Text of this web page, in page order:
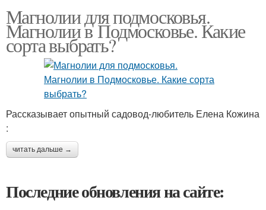
Магнолии для подмосковья.
Магнолии в Подмосковье. Какие
сорта выбрать?
Рассказывает опытный садовод-любитель Елена Кожина
:
читать дальше →
Последние обновления на сайте: